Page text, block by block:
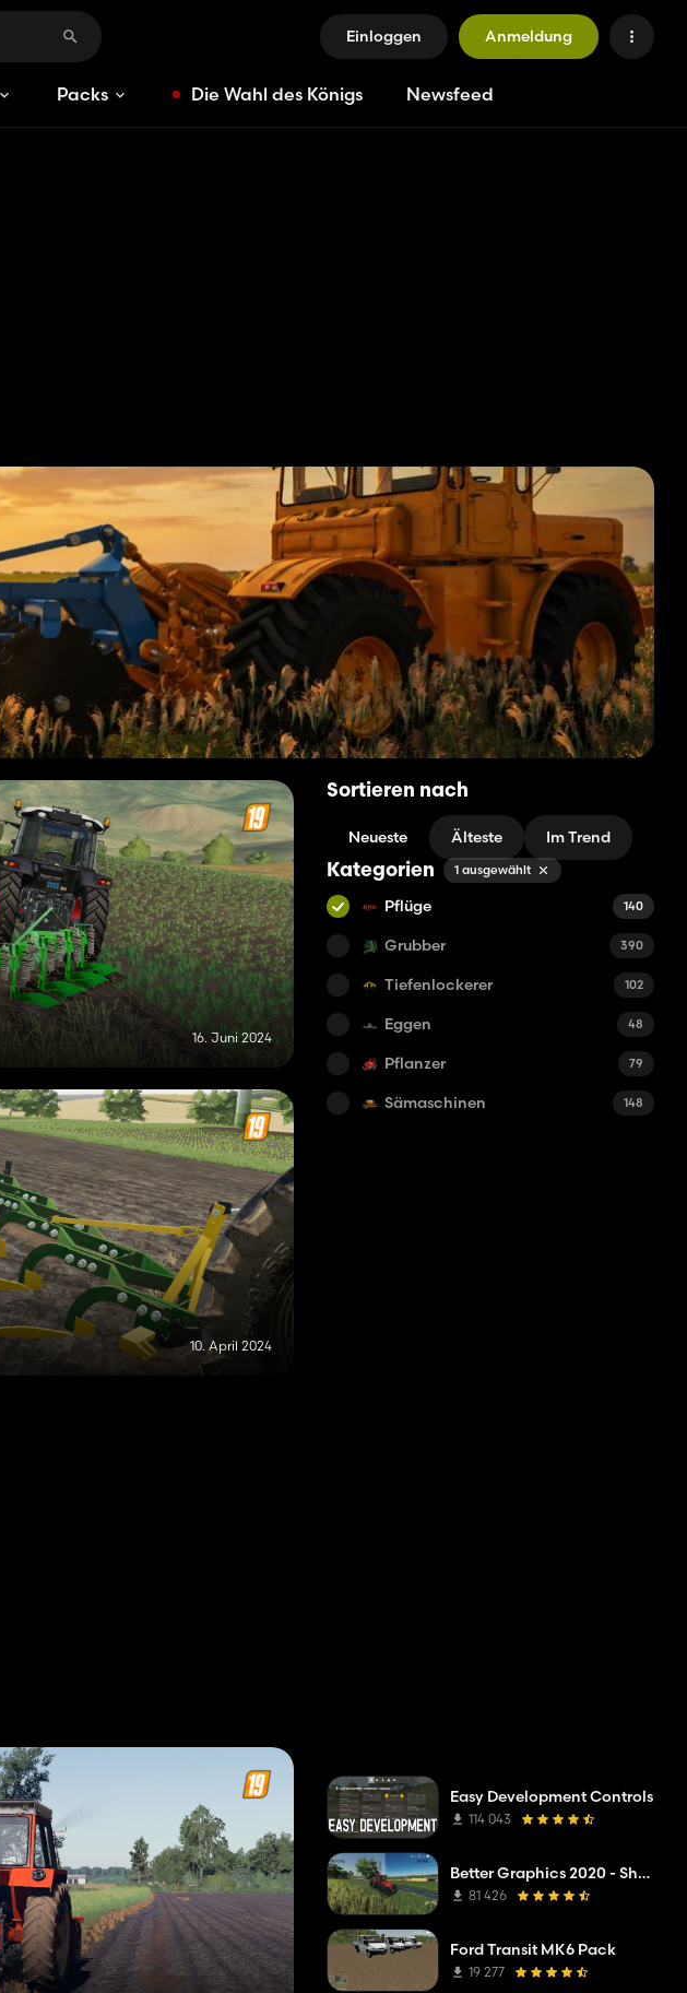
Einloggen Anmeldung
Packs Die Wahl des Königs Newsfeed
16. Juni 2024
10. April 2024
Sortieren nach
Neueste Älteste Im Trend
Kategorien 1 ausgewählt
Pflüge 140
Grubber 390
Tiefenlockerer 102
Eggen 48
Pflanzer 79
Sämaschinen 148
Easy Development Controls
114 043
Better Graphics 2020 - Shadermod Real
81 426
Ford Transit MK6 Pack
19 277